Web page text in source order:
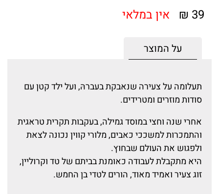
39 ₪ אין במלאי
על המוצר
תעלומה על צעירה שנאבקת בעברהּ, ועל ילד קטן עם
סודות מוזרים ומטרידים.
אחרי שנה וחצי במוסד גמילה, בעקבות תקרית טראגית
והתמכרות למשככי כאבים, מלורי קווין נכונה לצאת
ולפגוש את העולם שבחוץ.
היא מתקבלת לעבודה כאומנת בביתם של טד וקרוליין,
זוג צעיר ואמיד מאוד, הורים לטדי בן החמש.